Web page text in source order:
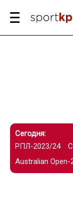
Сегодня:
РПЛ-2023/24
Australian Open-